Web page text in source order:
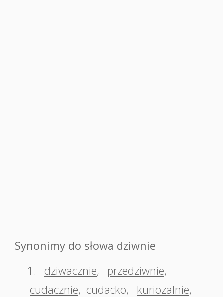
Synonimy do słowa dziwnie
1.
dziwacznie, przedziwnie,
cudacznie, cudacko, kuriozalnie,